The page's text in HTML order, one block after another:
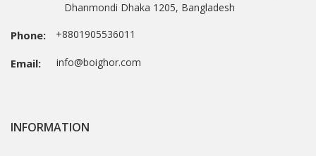
Dhanmondi Dhaka 1205, Bangladesh
Phone: +8801905536011
Email: info@boighor.com
INFORMATION